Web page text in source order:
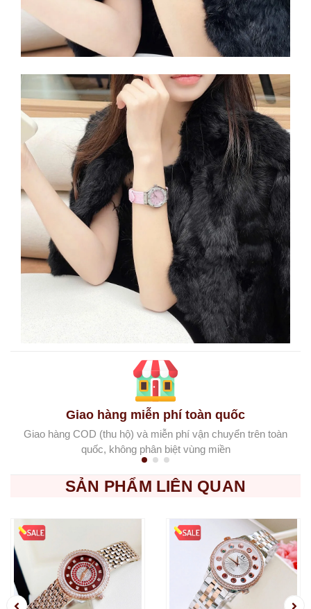
Giao hàng miễn phí toàn quốc
Giao hàng COD (thu hộ) và miễn phí vận chuyển trên toàn
quốc, không phân biệt vùng miền
SẢN PHẨM LIÊN QUAN